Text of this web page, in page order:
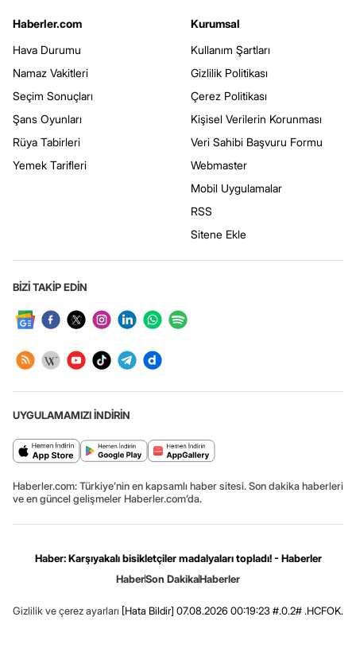
Haberler.com
Hava Durumu
Namaz Vakitleri
Seçim Sonuçları
Şans Oyunları
Rüya Tabirleri
Yemek Tarifleri
Kurumsal
Kullanım Şartları
Gizlilik Politikası
Çerez Politikası
Kişisel Verilerin Korunması
Veri Sahibi Başvuru Formu
Webmaster
Mobil Uygulamalar
RSS
Sitene Ekle
BİZİ TAKİP EDİN
UYGULAMAMIZI İNDİRİN
Haberler.com: Türkiye’nin en kapsamlı haber sitesi. Son dakika haberleri
ve en güncel gelişmeler Haberler.com’da.
Haber: Karşıyakalı bisikletçiler madalyaları topladı! - Haberler
HaberSon DakikaHaberler
Gizlilik ve çerez ayarları [Hata Bildir] 07.08.2026 00:19:23 #.0.2# .HCFOK.